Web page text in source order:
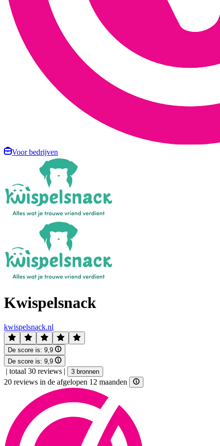
Voor bedrijven
Kwispelsnack
kwispelsnack.nl
De score is: 9,9
De score is: 9,9
| totaal 30 reviews | 3 bronnen
20 reviews in de afgelopen 12 maanden